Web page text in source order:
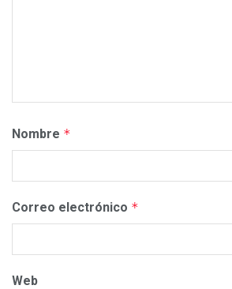
Nombre *
Correo electrónico *
Web